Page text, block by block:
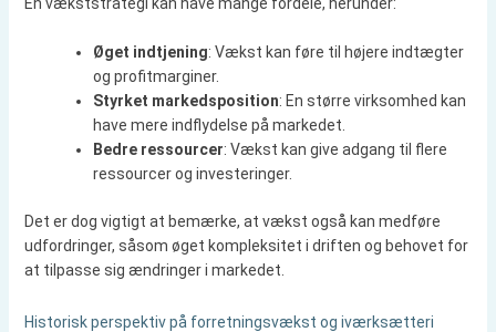
Øget indtjening: Vækst kan føre til højere indtægter
og profitmarginer.
Styrket markedsposition: En større virksomhed kan
have mere indflydelse på markedet.
Bedre ressourcer: Vækst kan give adgang til flere
ressourcer og investeringer.
Det er dog vigtigt at bemærke, at vækst også kan medføre
udfordringer, såsom øget kompleksitet i driften og behovet for
at tilpasse sig ændringer i markedet.
Historisk perspektiv på forretningsvækst og iværksætteri